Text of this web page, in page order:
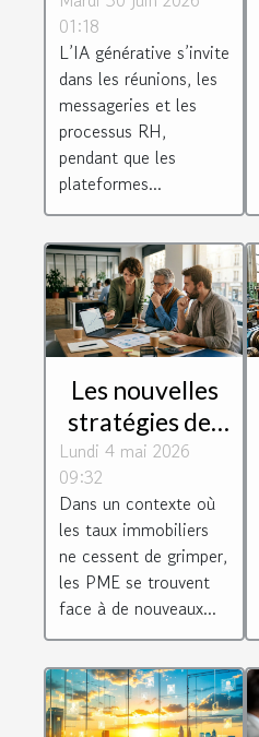
législation
numérique au
travail ?
01:18
L’IA générative s’invite
dans les réunions, les
messageries et les
processus RH,
pendant que les
plateformes...
Les nouvelles
stratégies des
PME face à la
montée des
taux
immobiliers
Lundi 4 mai 2026
09:32
Dans un contexte où
les taux immobiliers
ne cessent de grimper,
les PME se trouvent
face à de nouveaux...